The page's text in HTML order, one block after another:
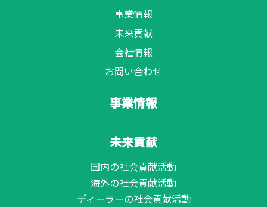
事業情報
未来貢献
会社情報
お問い合わせ
事業情報
未来貢献
国内の社会貢献活動
海外の社会貢献活動
ディーラーの社会貢献活動